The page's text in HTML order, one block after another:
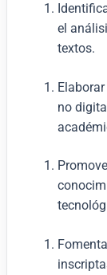
el
textos.
no